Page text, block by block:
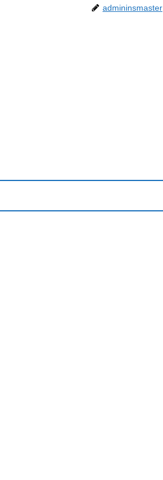
admininsmaster